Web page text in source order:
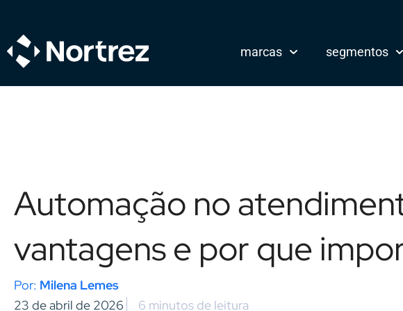
marcas segmentos
Automação no
vantagens e por que
Milena Lemes
23 de abril de 2026
6 minutos de leitura